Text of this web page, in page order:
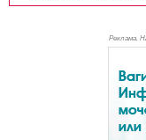
Реклама.